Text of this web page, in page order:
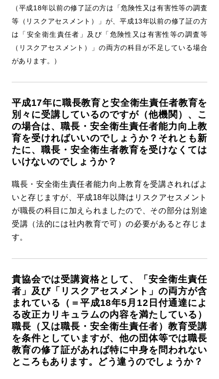
（平成18年以前の修了証の方は「危険性又は有害性等の調査
等（リスクアセスメント）」が、平成13年以前の修了証の方
は「安全衛生責任者」及び「危険性又は有害性等の調査等
（リスクアセスメント）」の両方の科目が不足している場合
があります。）
平成17年に職長教育と安全衛生責任者教育を
別々に受講しているのですが（他機関）、こ
の場合は、職長・安全衛生責任者能力向上教
育を受ければいいのでしょうか？それとも新
たに、職長・安全衛生者教育を受けなくては
いけないのでしょうか？
職長・安全衛生責任者能力向上教育を受講されればよ
いと存じますが、平成18年以降はリスクアセスメント
が職長の科目に加えられましたので、その部分は別途
受講（法的には社内教育で可）の必要があると存じま
す。
貴協会では受講資格として、「安全衛生責任
者」及び「リスクアセスメント」の両方が含
まれている（＝平成18年5月12日付通達によ
る改正カリキュラムの内容を満たしている）
職長（又は職長・安全衛生責任者）教育受講
を条件としていますが、他の団体等では職長
教育の修了証があれば特に中身を問われない
ところもあります。どう違うのでしょうか？